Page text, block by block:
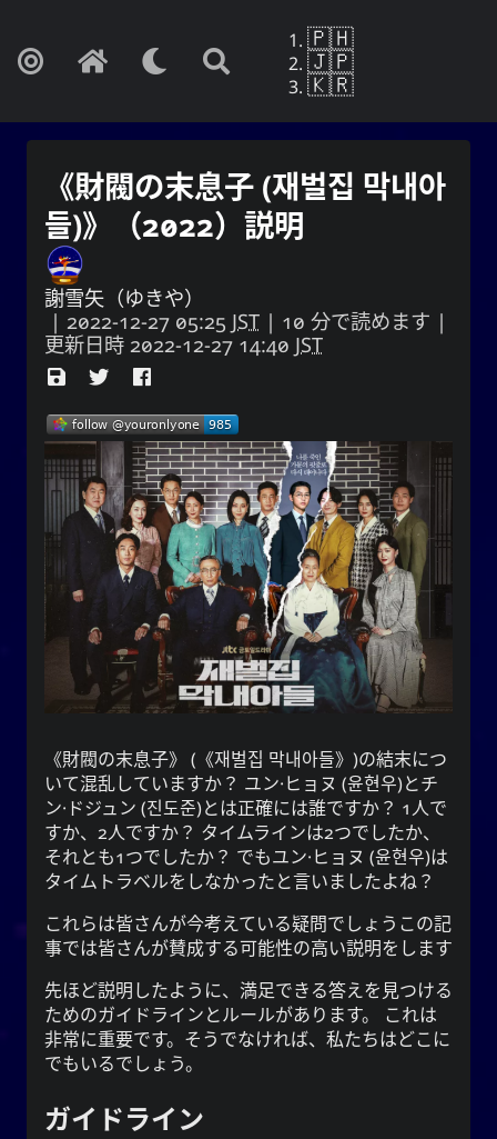
🇵🇭
🇯🇵
🇰🇷
《財閥の末息子 (재벌집 막내아
들)》（2022）説明
謝雪矢（ゆきや）
| 2022-12-27 05:25 JST | 10 分で読めます |
更新日時 2022-12-27 14:40 JST
財閥の末息子 ( 재벌집 막내아들
)の結末につ
いて混乱していますか？ ユン·ヒョヌ (윤현우)とチ
ン·ドジュン (진도준)とは正確には誰ですか？ 1人で
すか、2人ですか？ タイムラインは2つでしたか、
それとも1つでしたか？ でもユン·ヒョヌ (윤현우)は
タイムトラベルをしなかったと言いましたよね？
これらは皆さんが今考えている疑問でしょうこの記
事では皆さんが賛成する可能性の高い説明をします
先ほど説明したように、満足できる答えを見つける
ためのガイドラインとルールがあります。 これは
非常に重要です。そうでなければ、私たちはどこに
でもいるでしょう。
ガイドライン
Yohan Yukiya Sese-Cunetaㆍ사요
한・謝雪矢·ᜌᜓᜃᜒ
もしこれが忘却の終わりでないなら、私は
自分の人生がまさにこの日に終わるかのよ
うに毎日を生きるでしょう。
アドバイス
自閉症
イベント
映画
地理
方法
文学
愛
音楽
写真撮影
スポーツ
テレビ
ウェブ
YOOkiクロニクルズ
YOOki
クロニクルズ
は、
謝雪矢
がカジュアルで
個人的なブログに復帰したことを意味する。
YOOki
という名前は、**
YourOnly.One
の頭文
字をマッシュアップしたものです。
ᜌᜓᜃᜒ
(
Yuki
・雪
矢
)**というニックネームがあります。
興味深いことに、中国の伝説によると、
柳
は古
代中国の姓です。 姓の祖先は、ユ·シュンという古
代の賢王と密接に関連していました。 韓国では
系が夏·韓·朝鮮時代にさかのぼる。 ユまたは
ユという名前の所有者は、慈善と勤勉で有名でし